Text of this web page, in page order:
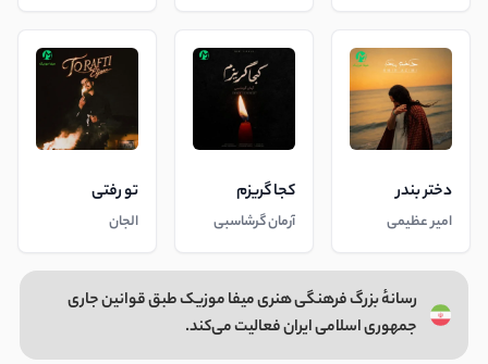
دختر بندر
امیر عظیمی
کجا گریزم
آرمان گرشاسبی
تو رفتی
الجان
رسانهٔ بزرگ فرهنگی هنری میفا موزیک طبق قوانین جاری
جمهوری اسلامی ایران فعالیت می‌کند.